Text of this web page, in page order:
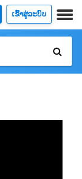
ເຂົ້າສູ່ລະບົບ